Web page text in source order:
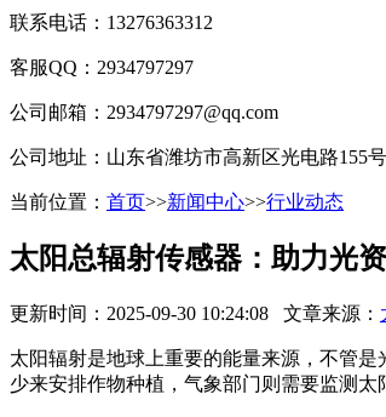
联系电话：13276363312
客服QQ：2934797297
公司邮箱：2934797297@qq.com
公司地址：山东省潍坊市高新区光电路155
当前位置： 首页>>新闻中心>>行业动态
太阳总辐射传感器：助力光
更新时间：2025-09-30 10:24:08 文章来源：
太阳辐射是地球上重要的能量来源，不管
少来安排作物种植，气象部门则需要监测